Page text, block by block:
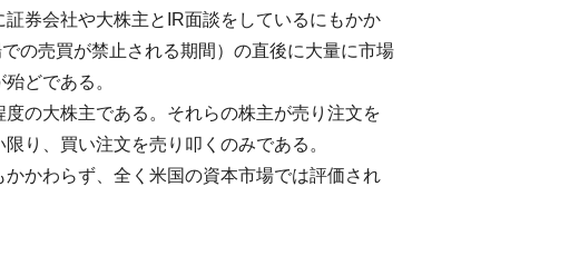
券会社や大株主とIR面談をしているにもかか
の売買が禁止される期間）の直後に大量に市場
どである。
の大株主である。それらの株主が売り注文を
り、買い注文を売り叩くのみである。
かわらず、全く米国の資本市場では評価され